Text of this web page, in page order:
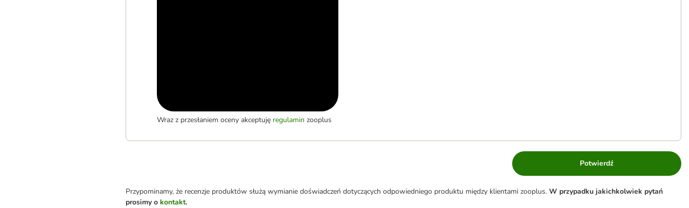
Wraz z przesłaniem oceny akceptuję regulamin zooplus
Potwierdź
Przypominamy, że recenzje produktów służą wymianie doświadczeń dotyczących odpowiedniego produktu między klientami zooplus. W przypadku jakichkolwiek pytań
prosimy o kontakt.